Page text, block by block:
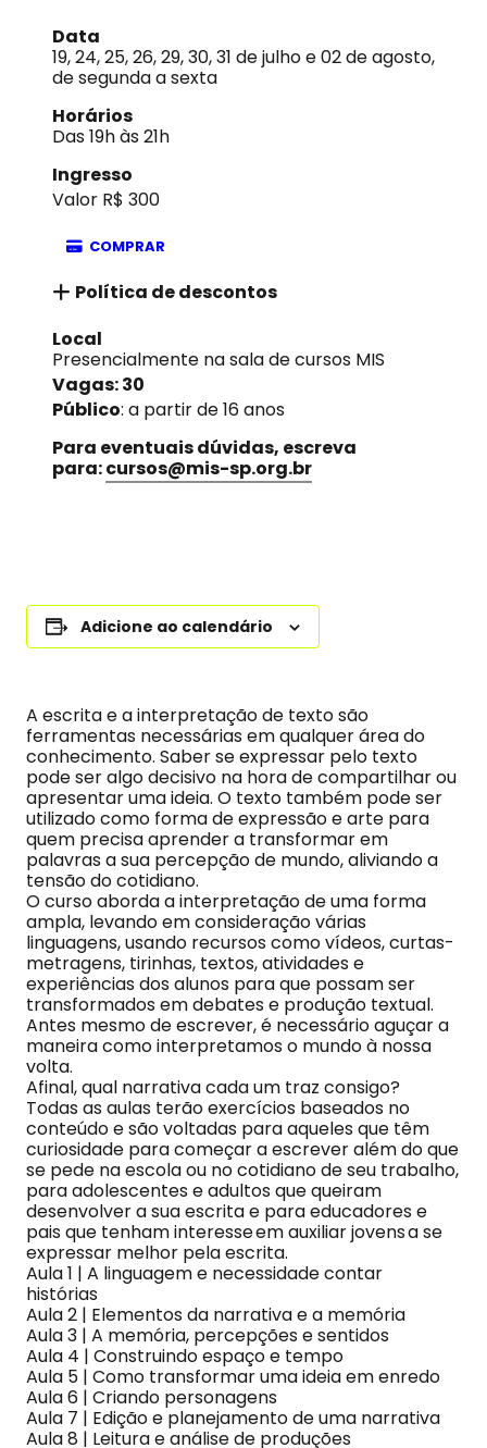
Data
19, 24, 25, 26, 29, 30, 31 de julho e 02 de agosto,
de segunda a sexta
Horários
Das 19h às 21h
Ingresso
Valor R$ 300
COMPRAR
Política de descontos
Local
Presencialmente na sala de cursos MIS
Vagas: 30
Público: a partir de 16 anos
Para eventuais dúvidas, escreva
para:cursos@mis-sp.org.br
Adicione ao calendário
A escrita e a interpretação de texto são
ferramentas necessárias em qualquer área do
conhecimento. Saber se expressar pelo texto
pode ser algo decisivo na hora de compartilhar ou
apresentar uma ideia. O texto também pode ser
utilizado como forma de expressão e arte para
quem precisa aprender a transformar em
palavras a sua percepção de mundo, aliviando a
tensão do cotidiano.
O curso aborda a interpretação de uma forma
ampla, levando em consideração várias
linguagens, usando recursos como vídeos, curtas-
metragens, tirinhas, textos, atividades e
experiências dos alunos para que possam ser
transformados em debates e produção textual.
Antes mesmo de escrever, é necessário aguçar a
maneira como interpretamos o mundo à nossa
volta.
Afinal, qual narrativa cada um traz consigo?
Todas as aulas terão exercícios baseados no
conteúdo e são voltadas para aqueles que têm
curiosidade para começar a escrever além do que
se pede na escola ou no cotidiano de seu trabalho,
para adolescentes e adultos que queiram
desenvolver a sua escrita e para educadores e
pais que tenham interesse em auxiliar jovens a se
expressar melhor pela escrita.
Aula 1 | A linguagem e necessidade contar
histórias
Aula 2 | Elementos da narrativa e a memória
Aula 3 | A memória, percepções e sentidos
Aula 4 | Construindo espaço e tempo
Aula 5 | Como transformar uma ideia em enredo
Aula 6 | Criando personagens
Aula 7 | Edição e planejamento de uma narrativa
Aula 8 | Leitura e análise de produções